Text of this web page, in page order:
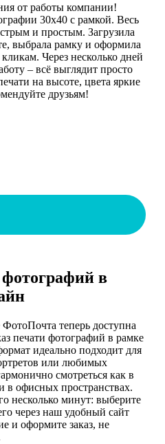
от работы компании!
30х40 с рамкой. Весь
и простым. Загрузила
выбрала рамку и оформила
Через несколько дней
– всё выглядит просто
на высоте, цвета яркие
друзьям!
фотографий в
теперь доступна
печати фотографий в рамке
идеально подходит для
или любимых
смотреться как в
в офисных пространствах.
несколько минут: выберите
через наш удобный сайт
и оформите заказ, не